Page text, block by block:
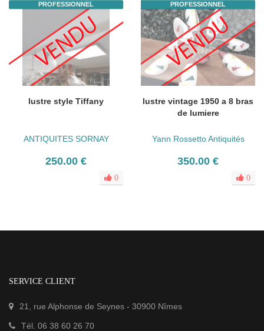
PROFESSIONNEL
lustre style Tiffany
ANTIQUITES SORNAY
250.00 €
0
PROFESSIONNEL
lustre vintage 1950 a 8 bras
de lumiere
Yann Rossetto Antiquités
350.00 €
0
SERVICE CLIENT
21, rue Alphonse de Seynes - 30900 Nîmes
Tél. 06 38 60 26 70